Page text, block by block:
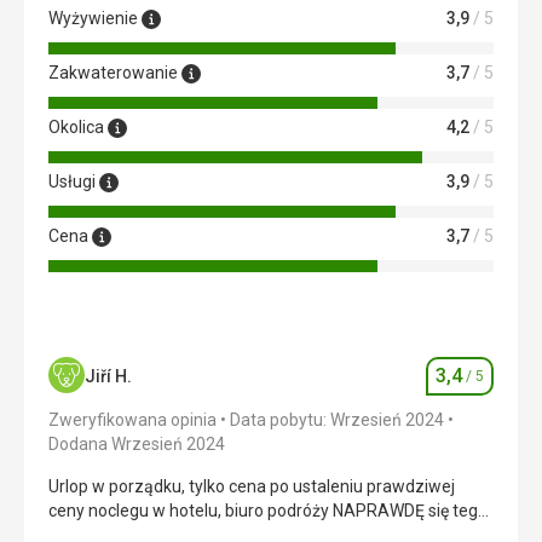
Wyżywienie 3,9 / 5
Zakwaterowanie 3,7 / 5
Okolica 4,2 / 5
Usługi 3,9 / 5
Cena 3,7 / 5
Jiří H. Ocena
3,4/ 5
Zweryfikowana opinia
Data pobytu: Wrzesień 2024
Dodana Wrzesień 2024
Urlop w porządku, tylko cena po ustaleniu prawdziwej
ceny noclegu w hotelu, biuro podróży NAPRAWDĘ się tego